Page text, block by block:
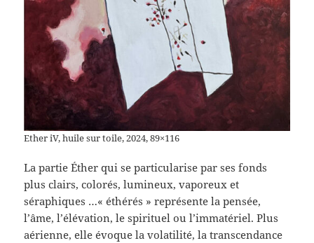
Ether iV, huile sur toile, 2024, 89×116
La partie Éther qui se particularise par ses fonds
plus clairs, colorés, lumineux, vaporeux et
séraphiques …« éthérés » représente la pensée,
l’âme, l’élévation, le spirituel ou l’immatériel. Plus
aérienne, elle évoque la volatilité, la transcendance